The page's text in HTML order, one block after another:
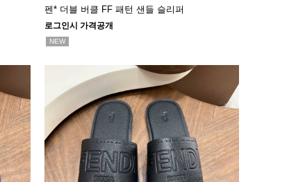
펜* 더블 버클 FF 패턴 샌들 슬리퍼
로그인시 가격공개
NEW